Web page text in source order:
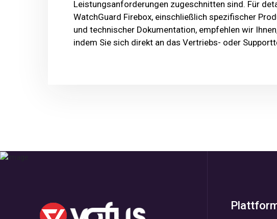
Leistungsanforderungen zugeschnitten sind. Für
WatchGuard Firebox, einschließlich spezifischer
und technischer Dokumentation, empfehlen wir
indem Sie sich direkt an das Vertriebs- oder